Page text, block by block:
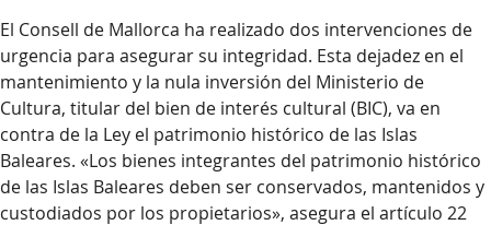
El Consell de Mallorca ha realizado dos intervenciones de
urgencia para asegurar su integridad. Esta dejadez en el
mantenimiento y la nula inversión del Ministerio de
Cultura, titular del bien de interés cultural (BIC), va en
contra de la Ley el patrimonio histórico de las Islas
Baleares. «Los bienes integrantes del patrimonio histórico
de las Islas Baleares deben ser conservados, mantenidos y
custodiados por los propietarios», asegura el artículo 22